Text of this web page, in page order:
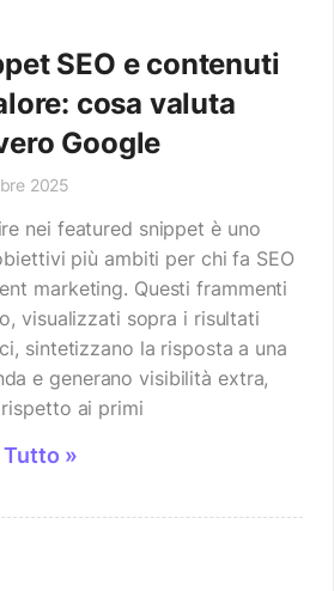
SEO e contenuti
cosa valuta
Google
2025
nei featured snippet è uno
più ambiti per chi fa SEO
marketing. Questi frammenti
visualizzati sopra i risultati
sintetizzano la risposta a una
e generano visibilità extra,
ai primi
Tutto »